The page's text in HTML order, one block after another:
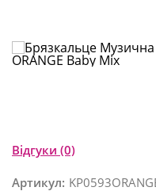
Відгуки (0)
Артикул: